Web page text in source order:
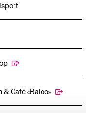
& Café «Baloo»